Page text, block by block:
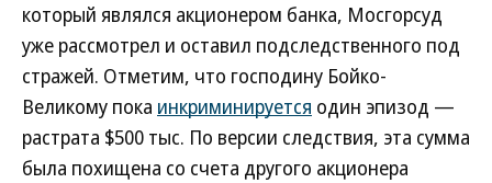
который являлся акционером банка, Мосгорсуд
уже рассмотрел и оставил подследственного под
стражей. Отметим, что господину Бойко-
Великому пока инкриминируется один эпизод —
растрата $500 тыс. По версии следствия, эта сумма
была похищена со счета другого акционера